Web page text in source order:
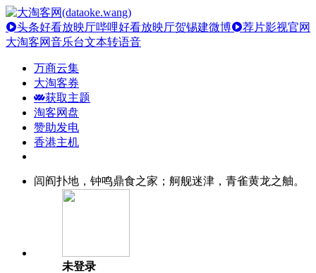
头条好看放映厅哔哩好看放映厅贺锡建微博
荐片影视官网
大淘客网音乐台文本转语音
万商云集
大淘客券
获取主题
淘客网盘
赞助发电
香港主机
闾阎扑地，钟鸣鼎食之家；舸舰迷津，青雀黄龙之舳。
未登录